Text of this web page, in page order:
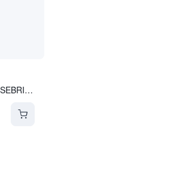
Сменный блок ароматизатора SEBRING